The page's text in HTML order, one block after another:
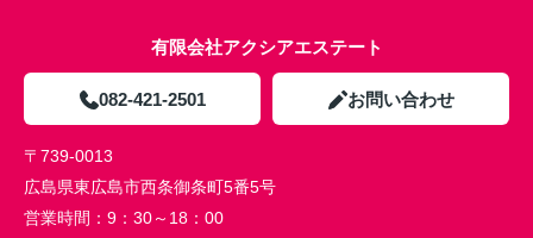
有限会社アクシアエステート
082-421-2501 お問い合わせ
〒739-0013
広島県東広島市西条御条町5番5号
営業時間： 9：30～18：00